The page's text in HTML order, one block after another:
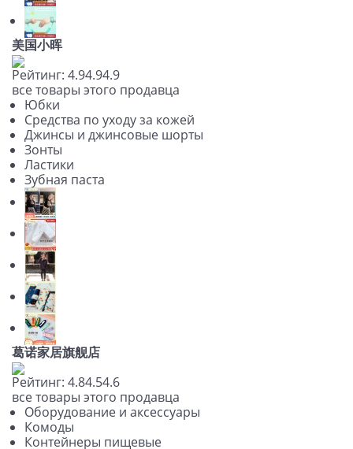
美国小晖
Рейтинг: 4.94.94.9
все товары этого продавца
Юбки
Средства по уходу за кожей
Джинсы и джинсовые шорты
Зонты
Ластики
Зубная паста
葛诺家居旗舰店
Рейтинг: 4.84.54.6
все товары этого продавца
Оборудование и аксессуары
Комоды
Контейнеры пищевые